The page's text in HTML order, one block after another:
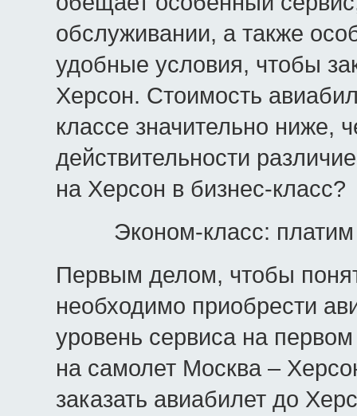
обслуживании, а также
удобные условия, чтобы
Херсон. Стоимость
классе значительно ниже,
действительности
на Херсон в бизнес-класс?
Эконом-класс:
Первым делом, чтобы
необходимо приобрести
уровень сервиса на
на самолет Москва –
заказать авиабилет до